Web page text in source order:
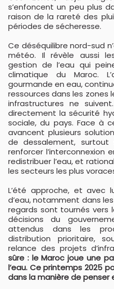
s’enfoncent un peu plus
raison de la rareté des
périodes de sécheresse.
Ce déséquilibre nord-sud
météo. Il révèle aussi
gestion de l’eau qui
climatique du Maroc.
gourmande en eau,
ressources dans les zones
infrastructures ne
directement la sécurité
sociale, du pays. Face à
avancent plusieurs
de dessalement,
renforcer l’interconnexion
redistribuer l’eau, et
les secteurs les plus
L’été approche, et avec
d’eau, notamment dans
regards sont tournés vers
décisions du
attendus dans les
distribution prioritaire,
relance des projets
sûre : le Maroc joue une
l’eau. Ce printemps 2025
dans la manière de penser